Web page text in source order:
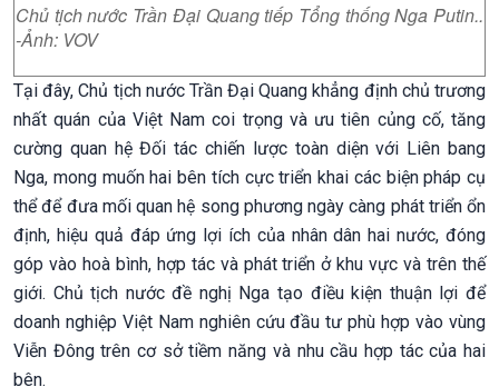
Chủ tịch nước Trần Đại Quang tiếp Tổng thống Nga Putin..
-Ảnh: VOV
Tại đây, Chủ tịch nước Trần Đại Quang khẳng định chủ trương
nhất quán của Việt Nam coi trọng và ưu tiên củng cố, tăng
cường quan hệ Đối tác chiến lược toàn diện với Liên bang
Nga, mong muốn hai bên tích cực triển khai các biện pháp cụ
thể để đưa mối quan hệ song phương ngày càng phát triển ổn
định, hiệu quả đáp ứng lợi ích của nhân dân hai nước, đóng
góp vào hoà bình, hợp tác và phát triển ở khu vực và trên thế
giới. Chủ tịch nước đề nghị Nga tạo điều kiện thuận lợi để
doanh nghiệp Việt Nam nghiên cứu đầu tư phù hợp vào vùng
Viễn Đông trên cơ sở tiềm năng và nhu cầu hợp tác của hai
bên.